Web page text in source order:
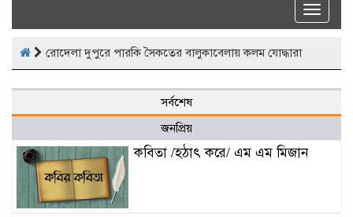
Toggle
রোদেলা দুপুরে পারকি সৈকতের বালুকাবেলায় কলম যোদ্ধারা
সর্বশেষ
জনপ্রিয়
কবিতা /হঠাৎ করে/ এম এম মিজান